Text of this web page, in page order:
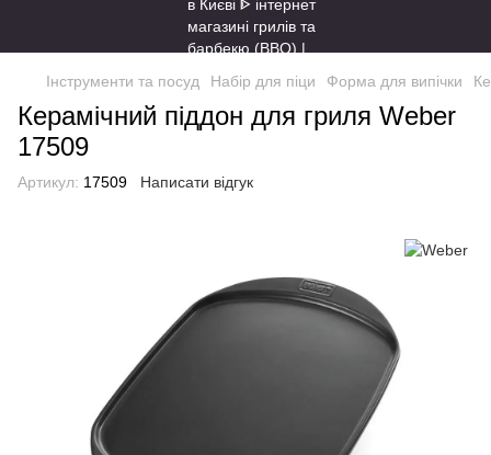
Інструменти та посуд Набір для піци Форма для випічки
Керамічний піддон для гриля Weber
17509
Артикул: 17509 Написати відгук